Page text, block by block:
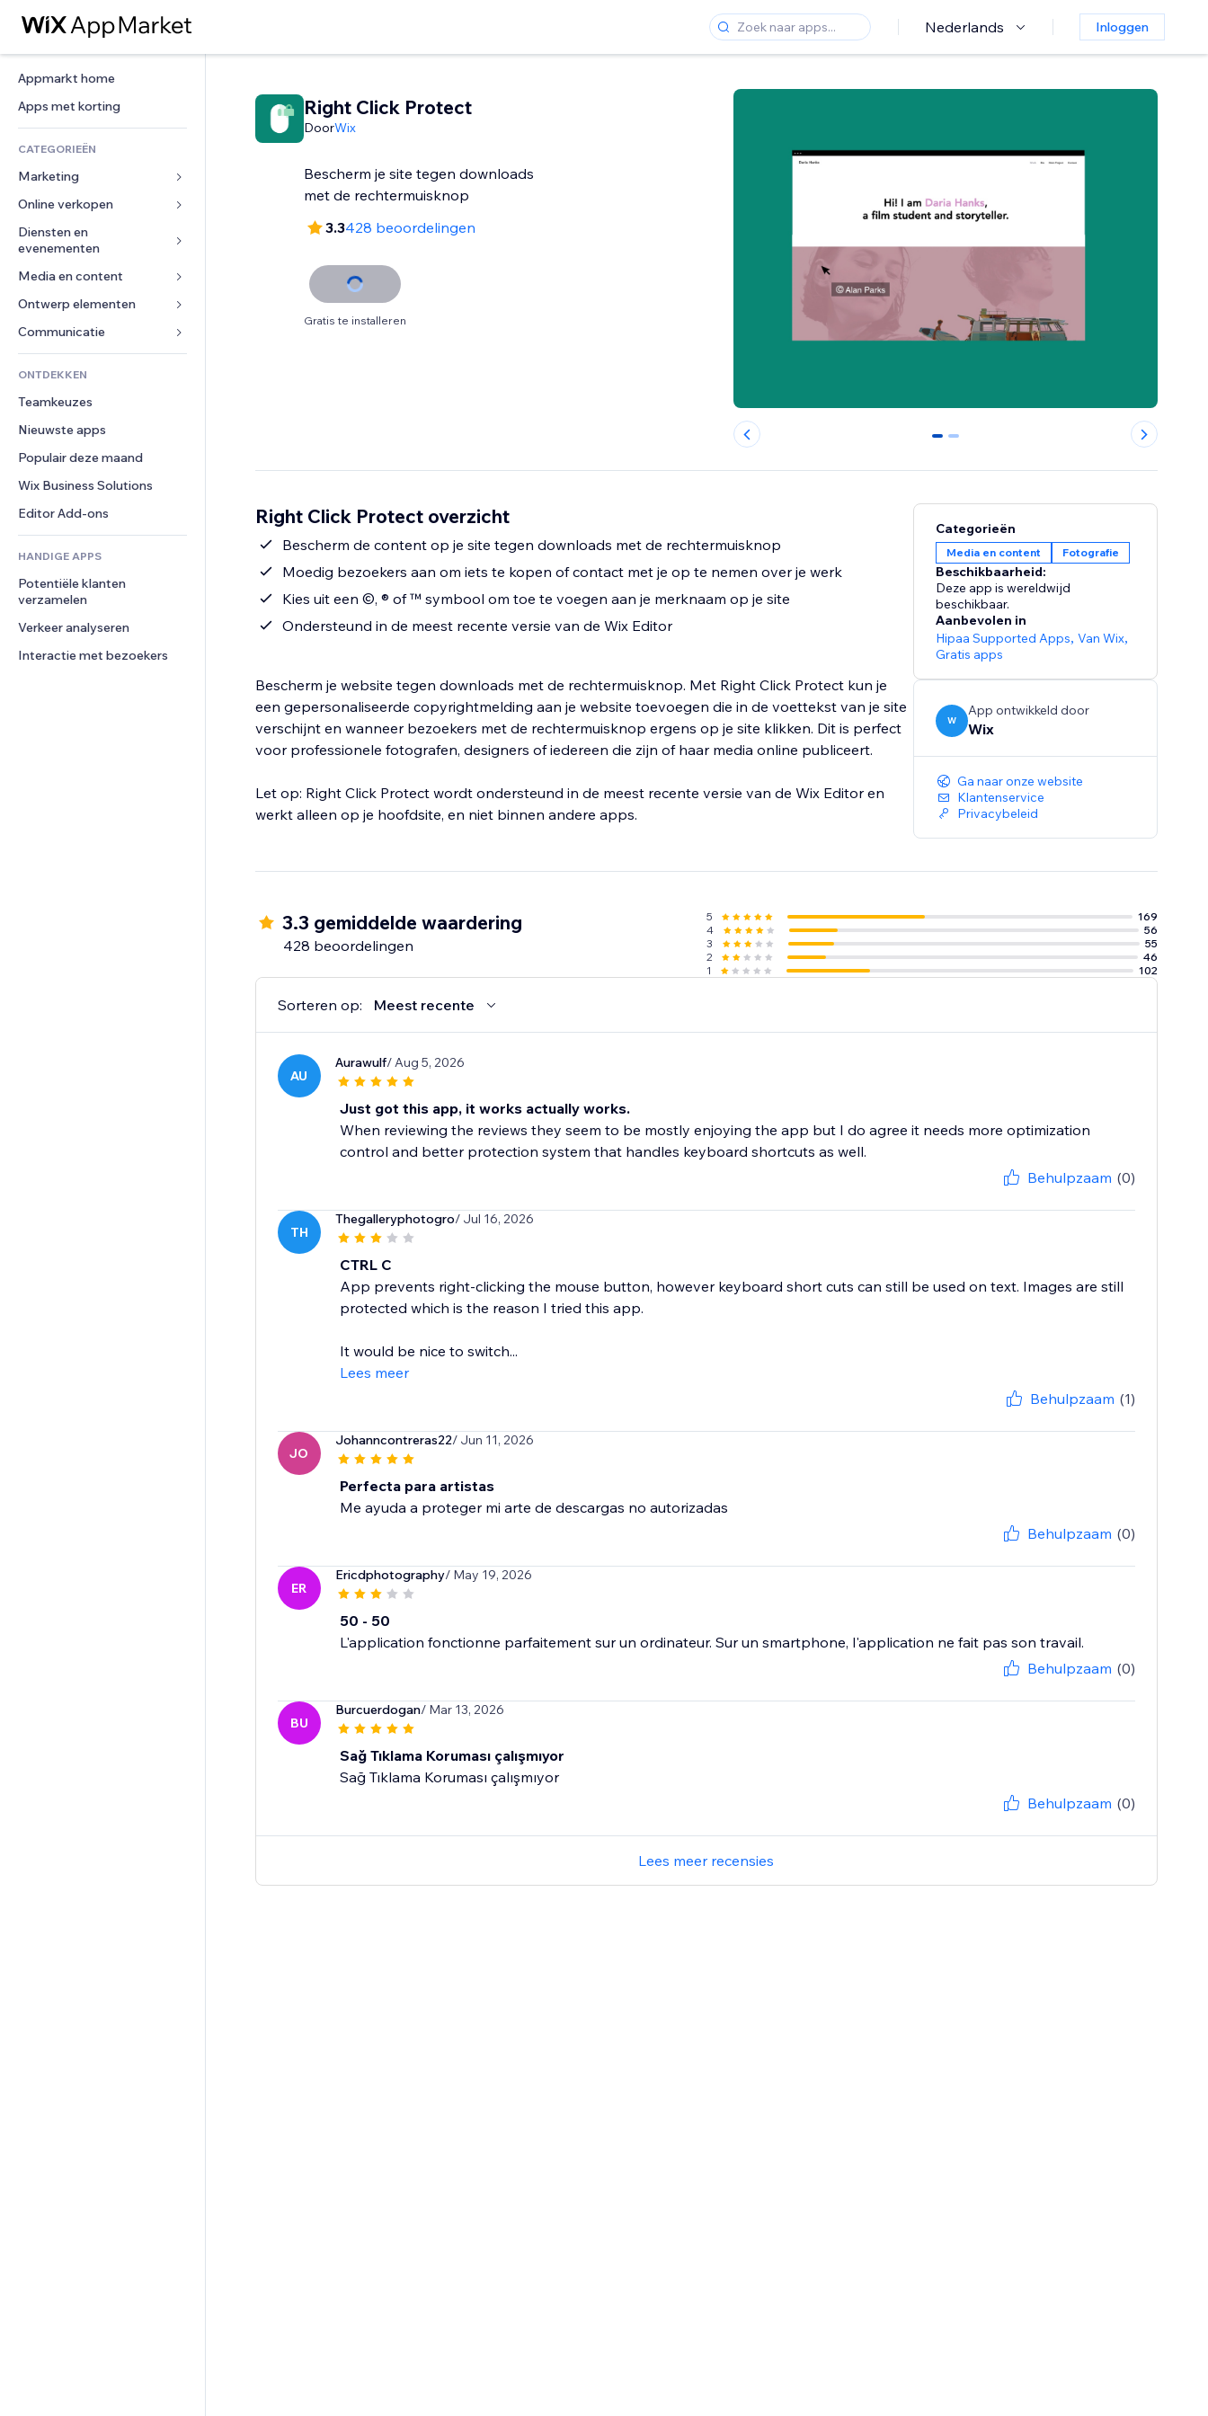
Nederlands Inloggen
Appmarkt home
Apps met korting
CATEGORIEËN
Marketing
Advertenties
Mobiel
Analytics
Social media
SEO
Betrokkenheid
Websitevermeldingen
E-mail
Conversie
Online verkopen
Apps voor webshops
Verzending en levering
Verkoopknoppen
Online cursussen
Print on demand
Boekhouding
Coupons en loyaliteit
Opslagoplossingen
Dropshipping
Prijzen en abonnementen
Crowdfunding
Eten en drinken
Diensten en
evenementen
Hotels
Evenementen
Restaurants
Vastgoed
Boekingen
Media en content
Galerij
Muziek
Podcasts
Fotografie
Video
PDF
Bestanden delen
Nieuws
Ontwerp elementen
Kaarten en navigatie
Privacy en beveiliging
Ontime
Pagina templates
Afbeeldingseffecten
Knoppen en menu's
Banners en badges
Rekenmachines
Zoeken
Weer
Grafieken en tabellen
Formulieren
Enquêtes
Chat
Opmerkingen
Telefoonnummer
Community
Beoordelingen en testimonials
CRM
ONTDEKKEN
Teamkeuzes
Nieuwste apps
Populair deze maand
Wix Business Solutions
Editor Add-ons
HANDIGE APPS
Potentiële klanten
verzamelen
Verkeer analyseren
Interactie met bezoekers
Right Click Protect
DoorWix
Bescherm je site tegen downloads
met de rechtermuisknop
3.3428 beoordelingen
Gratis te installeren
0 1
Right Click Protect overzicht
Bescherm de content op je site tegen downloads met de rechtermuisknop
Moedig bezoekers aan om iets te kopen of contact met je op te nemen over je werk
Kies uit een ©, ® of ™ symbool om toe te voegen aan je merknaam op je site
Ondersteund in de meest recente versie van de Wix Editor
Bescherm je website tegen downloads met de rechtermuisknop. Met Right Click Protect kun je
een gepersonaliseerde copyrightmelding aan je website toevoegen die in de voettekst van je site
verschijnt en wanneer bezoekers met de rechtermuisknop ergens op je site klikken. Dit is perfect
voor professionele fotografen, designers of iedereen die zijn of haar media online publiceert.
Let op: Right Click Protect wordt ondersteund in de meest recente versie van de Wix Editor en
Categorieën
Media en content Fotografie
Beschikbaarheid:
Deze app is wereldwijd
beschikbaar.
Aanbevolen in
Hipaa Supported Apps,Van Wix,
Gratis apps
W
App ontwikkeld door
Wix
Ga naar onze website
Klantenservice
Privacybeleid
3.3 gemiddelde waardering
428 beoordelingen
5
169
4
56
3
55
2
46
1
102
Sorteren op: Meest recente
AU
Aurawulf/ Aug 5, 2026
Just got this app, it works actually works.
When reviewing the reviews they seem to be mostly enjoying the app but I do agree it needs more optimization
control and better protection system that handles keyboard shortcuts as well.
Behulpzaam (0)
TH
Thegalleryphotogro/ Jul 16, 2026
CTRL C
App prevents right-clicking the mouse button, however keyboard short cuts can still be used on text. Images are still
protected which is the reason I tried this app.
It would be nice to switch...
Lees meer
Behulpzaam (1)
JO
Johanncontreras22/ Jun 11, 2026
Perfecta para artistas
Me ayuda a proteger mi arte de descargas no autorizadas
Behulpzaam (0)
ER
Ericdphotography/ May 19, 2026
50 - 50
L'application fonctionne parfaitement sur un ordinateur. Sur un smartphone, l'application ne fait pas son travail.
Behulpzaam (0)
BU
Burcuerdogan/ Mar 13, 2026
Sağ Tıklama Koruması çalışmıyor
Sağ Tıklama Koruması çalışmıyor
Behulpzaam (0)
Lees meer recensies